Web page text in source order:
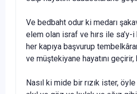
Ve bedbaht odur ki medarı
elem olan israf ve hırs ile sa’y-i
her kapıya başvurup
ve müştekiyane hayatını
Nasıl ki mide bir rızık ister,